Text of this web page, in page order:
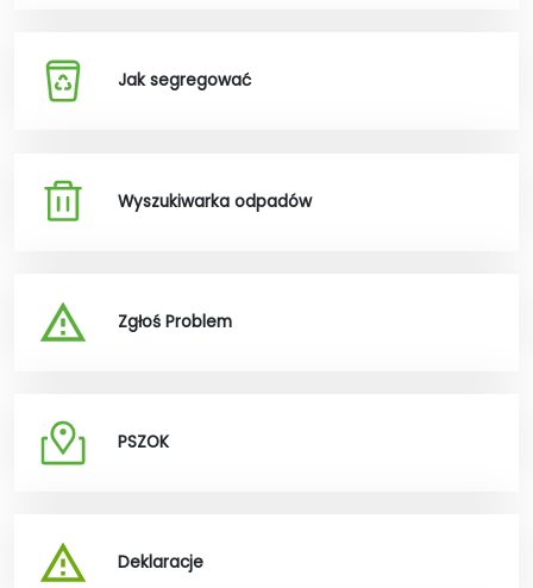
Jak segregować
Wyszukiwarka odpadów
Zgłoś Problem
PSZOK
Deklaracje